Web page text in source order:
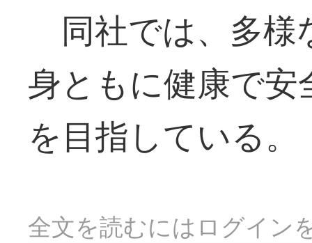
同社では、多様
身ともに健康で
を目指している。
全文を読むにはログイン